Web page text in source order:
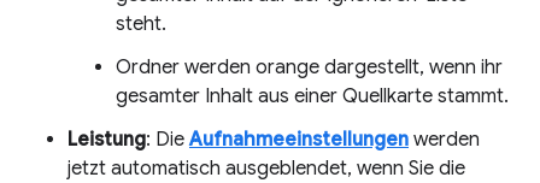
steht.
Ordner werden orange dargestellt, wenn ihr
gesamter Inhalt aus einer Quellkarte stammt.
Leistung: DieAufnahmeeinstellungen werden
jetzt automatisch ausgeblendet, wenn Sie die